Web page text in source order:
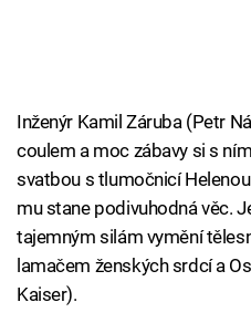
Inženýr Kamil Záruba (Petr
coulem a moc zábavy si s
svatbou s tlumočnicí
mu stane podivuhodná věc.
tajemným silám vymění
lamačem ženských srdcí a
Kaiser).